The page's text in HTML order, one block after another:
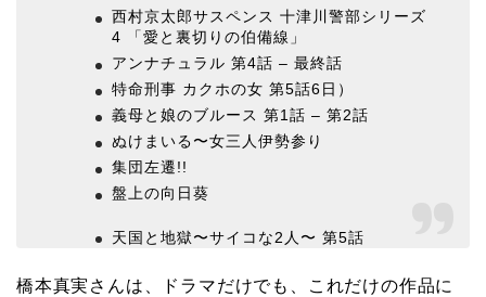
西村京太郎サスペンス 十津川警部シリーズ
4 「愛と裏切りの伯備線」
アンナチュラル 第4話 – 最終話
特命刑事 カクホの女 第5話6日）
義母と娘のブルース 第1話 – 第2話
ぬけまいる〜女三人伊勢参り
集団左遷!!
盤上の向日葵
天国と地獄〜サイコな2人〜 第5話
橋本真実さんは、ドラマだけでも、これだけの作品に